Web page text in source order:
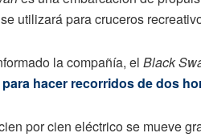
utilizará para cruceros
la compañía, el Black
hacer recorridos de dos
por cien eléctrico se mueve